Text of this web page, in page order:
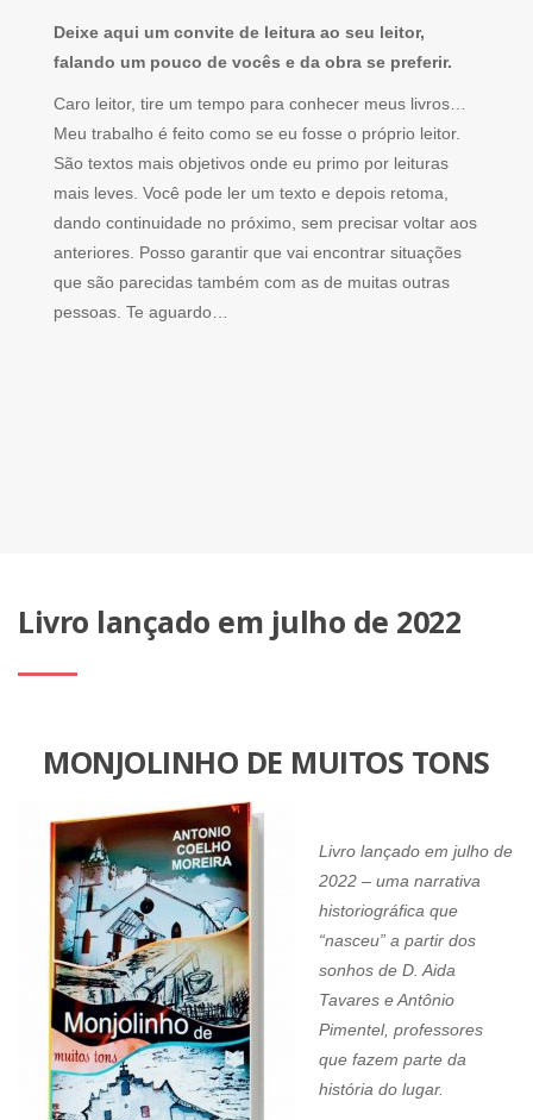
Deixe aqui um convite de leitura ao seu leitor,
falando um pouco de vocês e da obra se preferir.
Caro leitor, tire um tempo para conhecer meus livros…
Meu trabalho é feito como se eu fosse o próprio leitor.
São textos mais objetivos onde eu primo por leituras
mais leves. Você pode ler um texto e depois retoma,
dando continuidade no próximo, sem precisar voltar aos
anteriores. Posso garantir que vai encontrar situações
que são parecidas também com as de muitas outras
pessoas. Te aguardo…
Livro lançado em julho de 2022
MONJOLINHO DE MUITOS TONS
Livro lançado em julho de
2022 – uma narrativa
historiográfica que
“nasceu” a partir dos
sonhos de D. Aida
Tavares e Antônio
Pimentel, professores
que fazem parte da
história do lugar.